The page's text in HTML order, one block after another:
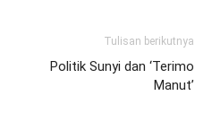
Tulisan berikutnya
Politik Sunyi dan ‘Terimo
Manut’